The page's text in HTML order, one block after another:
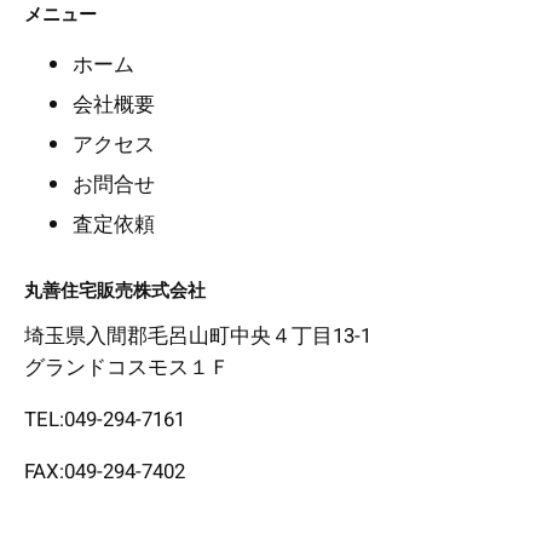
メニュー
ホーム
会社概要
アクセス
お問合せ
査定依頼
丸善住宅販売株式会社
埼玉県入間郡毛呂山町中央４丁目13-1
グランドコスモス１Ｆ
TEL:049-294-7161
FAX:049-294-7402